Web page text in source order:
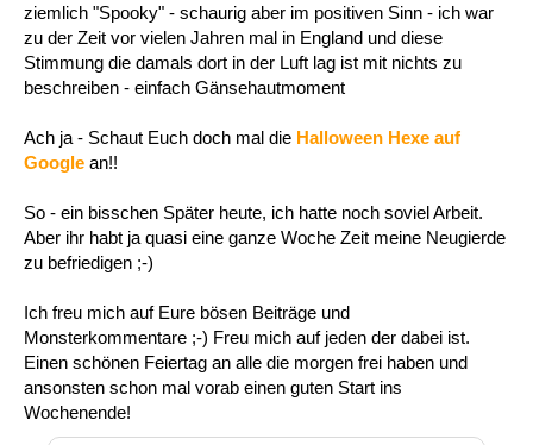
ziemlich "Spooky" - schaurig aber im positiven Sinn - ich war
zu der Zeit vor vielen Jahren mal in England und diese
Stimmung die damals dort in der Luft lag ist mit nichts zu
beschreiben - einfach Gänsehautmoment
Ach ja - Schaut Euch doch mal die Halloween Hexe auf
Google an!!
So - ein bisschen Später heute, ich hatte noch soviel Arbeit.
Aber ihr habt ja quasi eine ganze Woche Zeit meine Neugierde
zu befriedigen ;-)
Ich freu mich auf Eure bösen Beiträge und
Monsterkommentare ;-) Freu mich auf jeden der dabei ist.
Einen schönen Feiertag an alle die morgen frei haben und
ansonsten schon mal vorab einen guten Start ins
Wochenende!